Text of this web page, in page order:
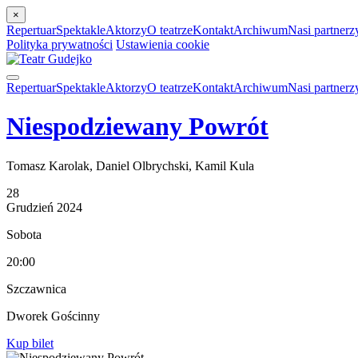
×
RepertuarSpektakleAktorzyO teatrzeKontaktArchiwumNasi
Polityka prywatności Ustawienia cookie
RepertuarSpektakleAktorzyO teatrzeKontaktArchiwumNasi
Niespodziewany Powrót
Tomasz Karolak, Daniel Olbrychski, Kamil Kula
28
Grudzień 2024
Sobota
20:00
Szczawnica
Dworek Gościnny
Kup bilet